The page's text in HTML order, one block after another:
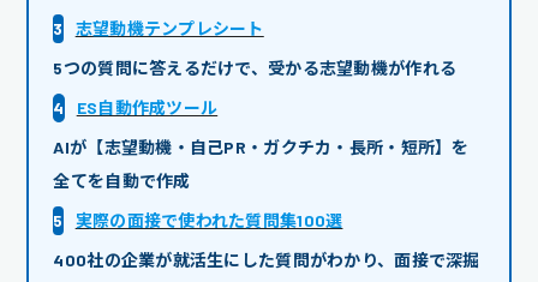
3
志望動機テンプレシート
5つの質問に答えるだけで、受かる志望動機が作れる
4
ES自動作成ツール
AIが【志望動機・自己PR・ガクチカ・長所・短所】を
全てを自動で作成
5
実際の面接で使われた質問集100選
400社の企業が就活生にした質問がわかり、面接で深掘